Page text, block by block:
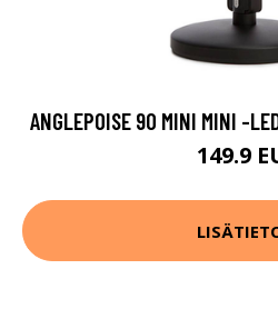
ANGLEPOISE 90 MINI MINI -
149.9